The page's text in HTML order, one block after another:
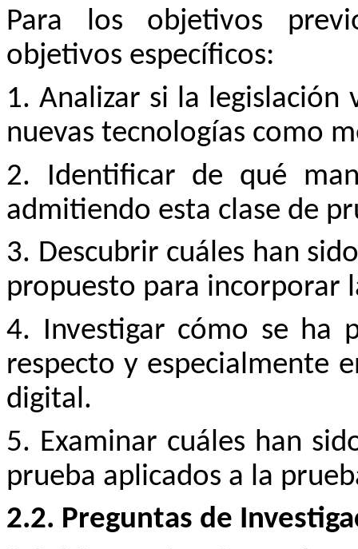
Para los objetivos
objetivos específicos:
1. Analizar si la
nuevas tecnologías como
2. Identificar de qué
admitiendo esta clase de
3. Descubrir cuáles han
propuesto para incorporar
4. Investigar cómo se ha
respecto y especialmente
digital.
5. Examinar cuáles han
prueba aplicados a la
2.2. Preguntas de